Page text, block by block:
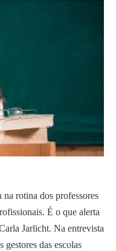
na rotina dos professores
É o que alerta
Jarlicht. Na entrevista
gestores das escolas